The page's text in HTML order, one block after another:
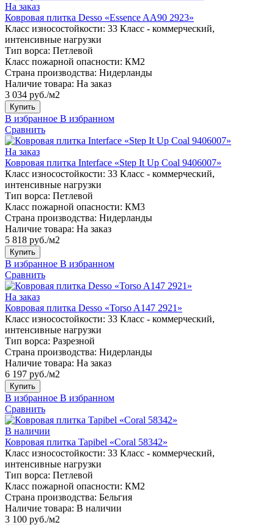
На заказ
Ковровая плитка Desso «Essence AA90 2923»
Класс износостойкости: 33 Класс - коммерческий,
интенсивные нагрузки
Тип ворса: Петлевой
Класс пожарной опасности: КМ2
Страна производства: Нидерланды
Наличие товара: На заказ
3 034 руб./м2
Купить
В избранное В избранном
Сравнить
На заказ
Ковровая плитка Interface «Step It Up Coal 9406007»
Класс износостойкости: 33 Класс - коммерческий,
интенсивные нагрузки
Тип ворса: Петлевой
Класс пожарной опасности: КМ3
Страна производства: Нидерланды
Наличие товара: На заказ
5 818 руб./м2
Купить
В избранное В избранном
Сравнить
На заказ
Ковровая плитка Desso «Torso A147 2921»
Класс износостойкости: 33 Класс - коммерческий,
интенсивные нагрузки
Тип ворса: Разрезной
Страна производства: Нидерланды
Наличие товара: На заказ
6 197 руб./м2
Купить
В избранное В избранном
Сравнить
В наличии
Ковровая плитка Tapibel «Coral 58342»
Класс износостойкости: 33 Класс - коммерческий,
интенсивные нагрузки
Тип ворса: Петлевой
Класс пожарной опасности: КМ2
Страна производства: Бельгия
Наличие товара: В наличии
3 100 руб./м2